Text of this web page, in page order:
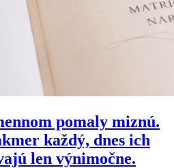
pomaly miznú.
každý, dnes ich
len výnimočne.